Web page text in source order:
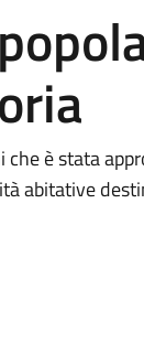
che è stata
abitative